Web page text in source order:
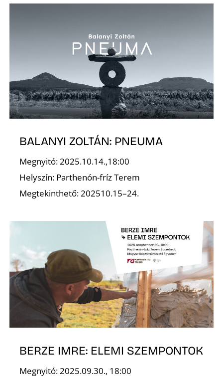
BALANYI ZOLTÁN: PNEUMA
Megnyitó: 2025.10.14.,18:00
Helyszín: Parthenón-fríz Terem
Megtekinthető: 202510.15–24.
BERZE IMRE: ELEMI SZEMPONTOK
Megnyitó: 2025.09.30., 18:00